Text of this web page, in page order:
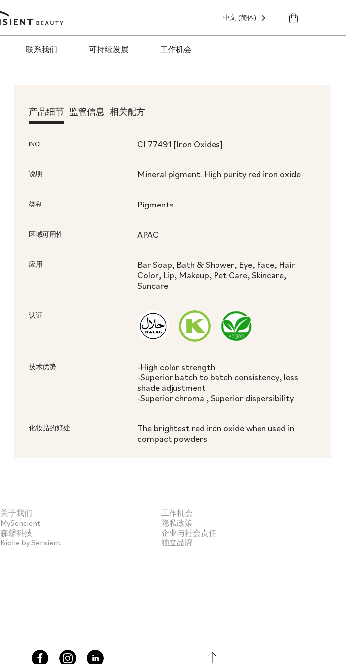
中文 (简体)
联系我们 可持续发展 工作机会
产品细节 监管信息 相关配方
INCI CI 77491 [Iron Oxides]
说明 Mineral pigment. High purity red iron oxide
类别 Pigments
区域可用性 APAC
应用
Bar Soap, Bath & Shower, Eye, Face, Hair
Color, Lip, Makeup, Pet Care, Skincare,
Suncare
认证
技术优势
-High color strength
-Superior batch to batch consistency, less
shade adjustment
-Superior chroma , Superior dispersibility
化妆品的好处
The brightest red iron oxide when used in
compact powders
关于我们
MySensient
森馨科技
Biolie by Sensient
工作机会
隐私政策
企业与社会责任
独立品牌